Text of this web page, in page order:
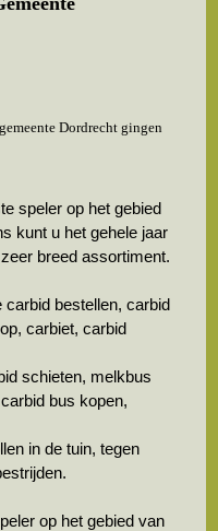
Dordrecht gingen
speler op het gebied
kunt u het gehele jaar
breed assortiment.
carbid bestellen, carbid
carbiet, carbid
schieten, melkbus
bus kopen,
in de tuin, tegen
op het gebied van